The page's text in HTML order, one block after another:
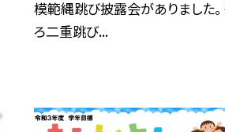
模範縄跳び披露会がありました
ろ二重跳び...